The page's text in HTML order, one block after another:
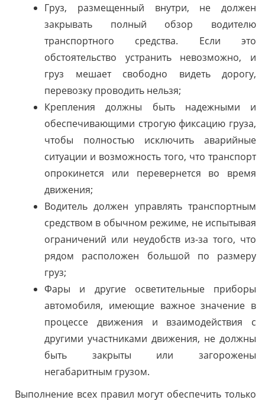
Груз, размещенный внутри, не должен
закрывать полный обзор водителю
транспортного средства. Если это
обстоятельство устранить невозможно, и
груз мешает свободно видеть дорогу,
перевозку проводить нельзя;
Крепления должны быть надежными и
обеспечивающими строгую фиксацию груза,
чтобы полностью исключить аварийные
ситуации и возможность того, что транспорт
опрокинется или перевернется во время
движения;
Водитель должен управлять транспортным
средством в обычном режиме, не испытывая
ограничений или неудобств из-за того, что
рядом расположен большой по размеру
груз;
Фары и другие осветительные приборы
автомобиля, имеющие важное значение в
процессе движения и взаимодействия с
другими участниками движения, не должны
быть закрыты или загорожены
негабаритным грузом.
Выполнение всех правил могут обеспечить только